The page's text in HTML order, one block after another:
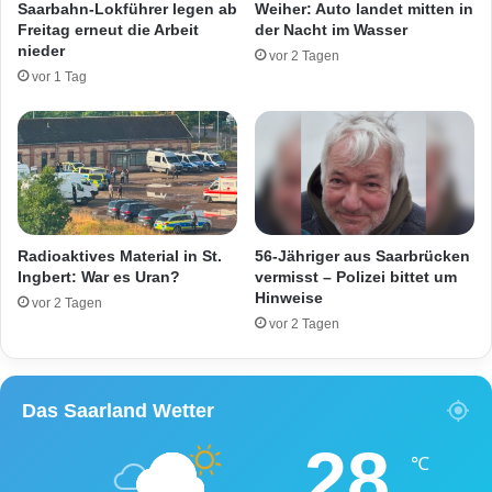
ä
g
e
r
v
e
r
s
t
o
a
d
F
r
a
u
s
t
i
r
b
Saarbahn-Lokführer legen ab
Freitag erneut die Arbeit
nieder
vor 1 Tag
Weiher: Auto landet mitten in
der Nacht im Wasser
vor 2 Tagen
Radioaktives Material in St.
Ingbert: War es Uran?
vor 2 Tagen
56-Jähriger aus Saarbrücken
vermisst – Polizei bittet um
Hinweise
vor 2 Tagen
Das Saarland Wetter
℃